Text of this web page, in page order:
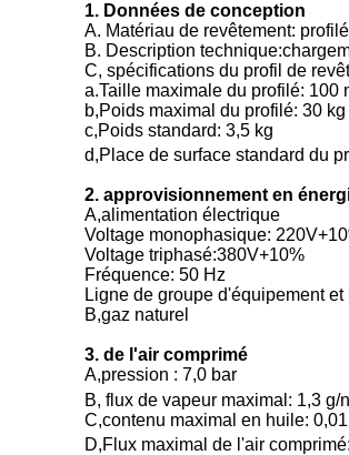
1. Données de conception
A. Matériau de revêtement:
B. Description
C, spécifications du profil de
a.Taille maximale du profilé: 100
b,Poids maximal du profilé: 30 kg
c,Poids standard: 3,5 kg
d,Place de surface standard du
2. approvisionnement en
A,alimentation électrique
Voltage monophasique:
Voltage triphasé:380V+10%
Fréquence: 50 Hz
Ligne de groupe d'équipement
B,gaz naturel
3. de l'air comprimé
A,pression : 7,0 bar
B, flux de vapeur maximal: 1,3 g/
C,contenu maximal en huile:
D,Flux maximal de l'air